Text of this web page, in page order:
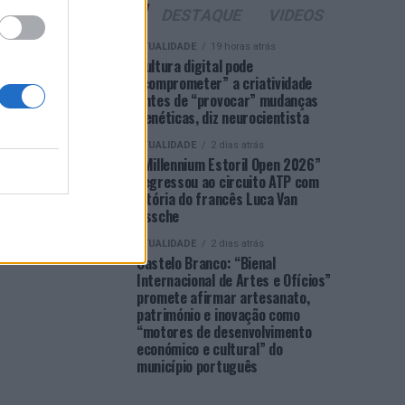
ATUALIDADE 19 horas atrás
Cultura digital pode
“comprometer” a criatividade
antes de “provocar” mudanças
genéticas, diz neurocientista
ATUALIDADE 2 dias atrás
“Millennium Estoril Open 2026”
regressou ao circuito ATP com
vitória do francês Luca Van
Assche
ATUALIDADE 2 dias atrás
Castelo Branco: “Bienal
Internacional de Artes e Ofícios”
promete afirmar artesanato,
património e inovação como
“motores de desenvolvimento
económico e cultural” do
município português